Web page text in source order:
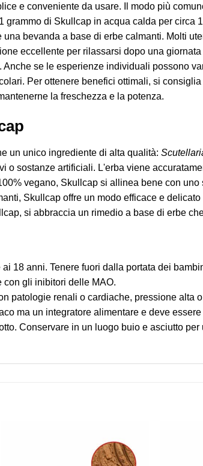
e conveniente da usare. Il modo più
grammo di Skullcap in acqua calda per circa
bevanda a base di erbe calmanti. Molti
eccellente per rilassarsi dopo una
Anche se le esperienze individuali possono
Per ottenere benefici ottimali, si
la freschezza e la potenza.
un unico ingrediente di alta qualità:
o sostanze artificiali. L'erba viene
vegano, Skullcap si allinea bene con
Skullcap offre un modo efficace e
si abbraccia un rimedio a base di erbe
18 anni. Tenere fuori dalla portata dei
con gli inibitori delle MAO.
patologie renali o cardiache, pressione alta
ma un integratore alimentare e deve
Conservare in un luogo buio e asciutto per